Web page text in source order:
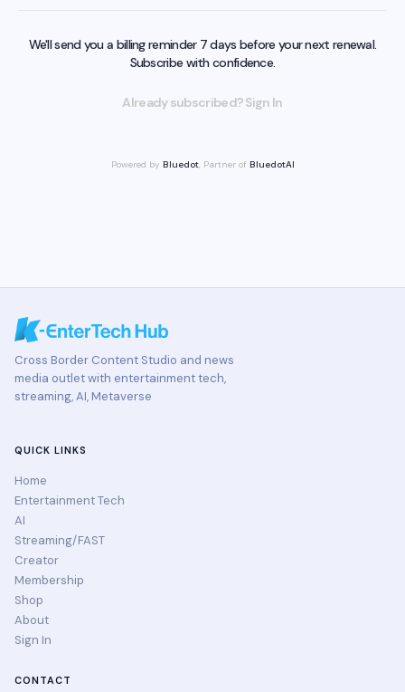
We'll send you a billing reminder 7 days before your next renewal.
Subscribe with confidence.
Already subscribed? Sign In
Powered by Bluedot, Partner of BluedotAI
Cross Border Content Studio and news
media outlet with entertainment tech,
streaming, AI, Metaverse
QUICK LINKS
Home
Entertainment Tech
AI
Streaming/FAST
Creator
Membership
Shop
About
Sign In
CONTACT